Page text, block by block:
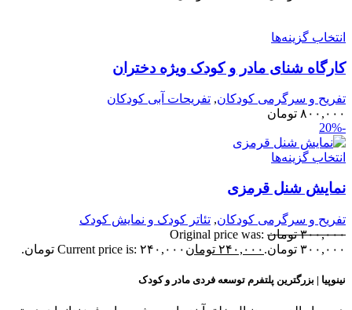
گزینه‌ها
شنای مادر و کودک ویژه دختران
و سرگرمی کودکان,تفریحات آبی کودکان
تومان
گزینه‌ها
شنل قرمزی
و سرگرمی کودکان,تئاتر کودک و نمایش کودک
تومان Original price was:
تومان.
۲۴۰,۰۰۰ تومانCurrent price is: ۲۴۰,۰۰۰ تومان.
| بزرگترین پلتفرم توسعه فردی مادر و کودک